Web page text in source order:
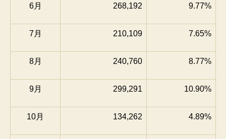
6月 268,192 9.77%
7月 210,109 7.65%
8月 240,760 8.77%
9月 299,291 10.90%
10月 134,262 4.89%